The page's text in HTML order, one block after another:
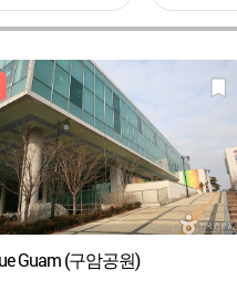
Guam (구암공원)